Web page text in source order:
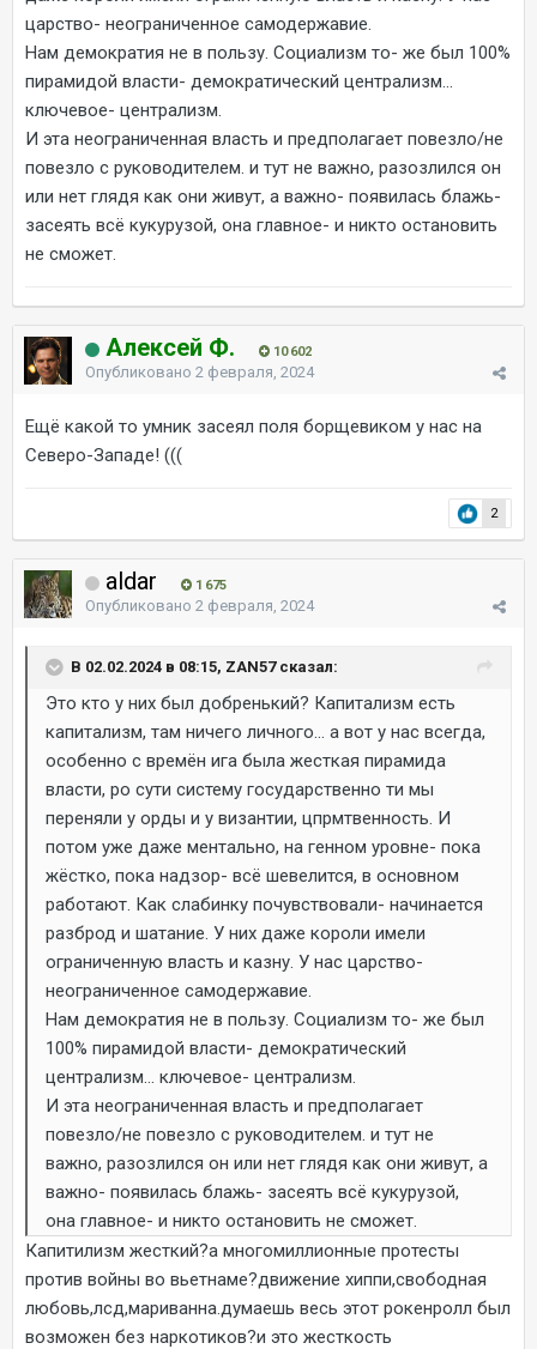
царство- неограниченное самодержавие.
Нам демократия не в пользу. Социализм то- же был 100%
пирамидой власти- демократический централизм...
ключевое- централизм.
И эта неограниченная власть и предполагает повезло/не
повезло с руководителем. и тут не важно, разозлился он
или нет глядя как они живут, а важно- появилась блажь-
засеять всё кукурузой, она главное- и никто остановить
не сможет.
Алексей Ф. 10 602
Опубликовано 2 февраля, 2024
Ещё какой то умник засеял поля борщевиком у нас на
Северо-Западе! (((
2
aldar 1 675
Опубликовано 2 февраля, 2024
В 02.02.2024 в 08:15, ZAN57 сказал:
Это кто у них был добренький? Капитализм есть
капитализм, там ничего личного... а вот у нас всегда,
особенно с времён ига была жесткая пирамида
власти, ро сути систему государственно ти мы
переняли у орды и у византии, цпрмтвенность. И
потом уже даже ментально, на генном уровне- пока
жёстко, пока надзор- всё шевелится, в основном
работают. Как слабинку почувствовали- начинается
разброд и шатание. У них даже короли имели
ограниченную власть и казну. У нас царство-
неограниченное самодержавие.
Нам демократия не в пользу. Социализм то- же был
100% пирамидой власти- демократический
централизм... ключевое- централизм.
И эта неограниченная власть и предполагает
повезло/не повезло с руководителем. и тут не
важно, разозлился он или нет глядя как они живут, а
важно- появилась блажь- засеять всё кукурузой,
она главное- и никто остановить не сможет.
Капитилизм жесткий?а многомиллионные протесты
против войны во вьетнаме?движение хиппи,свободная
любовь,лсд,мариванна.думаешь весь этот рокенролл был
возможен без наркотиков?и это жесткость